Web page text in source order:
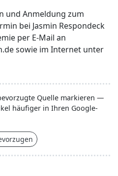
und Anmeldung zum
bei Jasmin Respondeck
per E-Mail an
sowie im Internet unter
Quelle markieren —
häufiger in Ihren Google-